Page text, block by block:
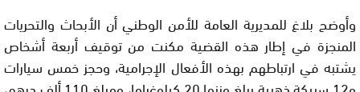
وأوضح بلاغ للمديرية العامة للأمن الوطني أن الأبحاث والتحريات
المنجزة في إطار هذه القضية مكنت من توقيف أربعة أشخاص
يشتبه في ارتباطهم بهذه الأفعال الإجرامية، وحجز خمس سيارات